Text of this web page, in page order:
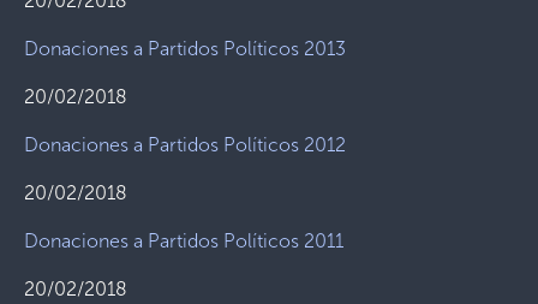
Donaciones a Partidos Políticos 2013
20/02/2018
Donaciones a Partidos Políticos 2012
20/02/2018
Donaciones a Partidos Políticos 2011
20/02/2018